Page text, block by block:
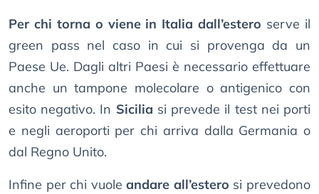
Per chi torna o viene in Italia dall’estero serve il
green pass nel caso in cui si provenga da un
Paese Ue. Dagli altri Paesi è necessario effettuare
anche un tampone molecolare o antigenico con
esito negativo. In Sicilia si prevede il test nei porti
e negli aeroporti per chi arriva dalla Germania o
dal Regno Unito.
Infine per chi vuoleandare all’estero si prevedono